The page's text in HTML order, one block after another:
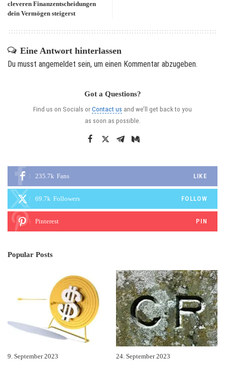
cleveren Finanzentscheidungen
dein Vermögen steigerst
Eine Antwort hinterlassen
Du musst angemeldet sein, um einen Kommentar abzugeben.
Got a Questions?
Find us on Socials orContact us and we’ll get back to you
as soon as possible.
235.7k Fans LIKE
69.7k Followers FOLLOW
Pinterest PIN
Popular Posts
9. September 2023 24. September 2023